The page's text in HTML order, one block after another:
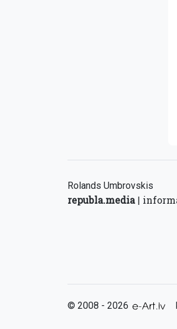
Rolands Umbrovskis
republa.media|
© 2008 - 2026